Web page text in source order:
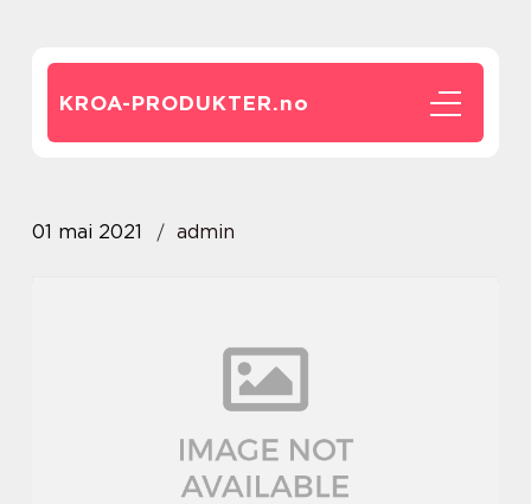
KROA-PRODUKTER.no
01 mai 2021 admin